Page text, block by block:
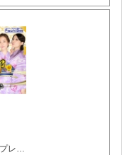
プレミアム初代リーチ【プレミアム】